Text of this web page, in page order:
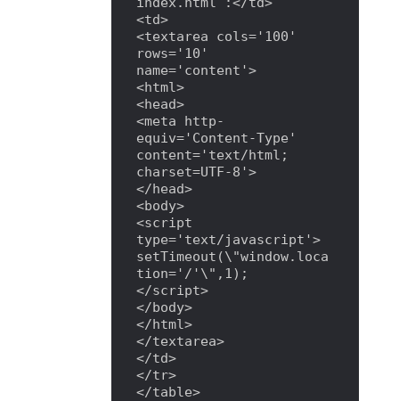
<td>
<textarea cols='100'
rows='10'
name='content'>
<html>
<head>
<meta http-
equiv='Content-Type'
content='text/html;
charset=UTF-8'>
</head>
<body>
<script
type='text/javascript'>
setTimeout(\"window.loca
tion='/'\",1);
</script>
</body>
</html>
</textarea>
</td>
</tr>
</table>